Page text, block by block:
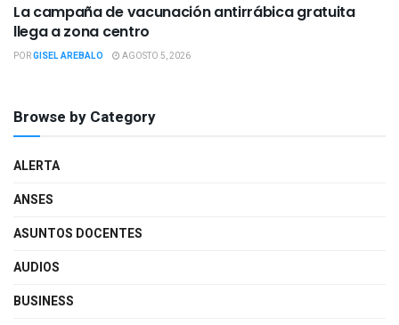
La campaña de vacunación antirrábica gratuita
llega a zona centro
PORGISEL AREBALO AGOSTO 5, 2026
Browse by Category
ALERTA
ANSES
ASUNTOS DOCENTES
AUDIOS
BUSINESS